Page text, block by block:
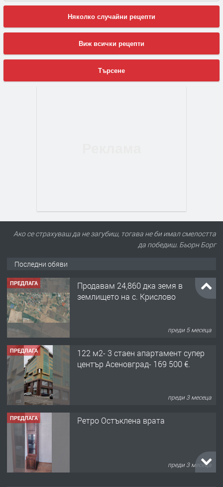
Няколко случайни рецепти
Виж всички рецепти
Търсене
Ако се страхуваш да не загубиш, тогава не би имал смелостта
да победиш. Бьорн Борг
Последни обяви
ПРЕДЛАГА
Продавам 24,860 дка земя в
землището на с. Крислово
преди 5 месеца
ПРЕДЛАГА
122 м2- 3 стаен апартамент супер
център Асеновград- 169 500 €.
преди 3 месеца
ПРЕДЛАГА Ретро Остъклена врата
преди 3 месеца